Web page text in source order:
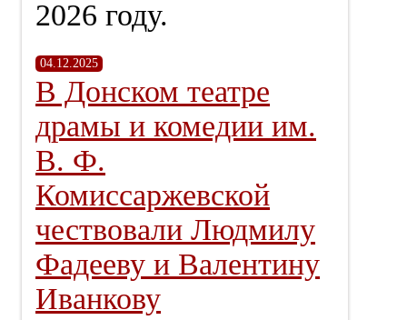
2026 году.
04.12.2025
В Донском театре
драмы и комедии им.
В. Ф.
Комиссаржевской
чествовали Людмилу
Фадееву и Валентину
Иванкову